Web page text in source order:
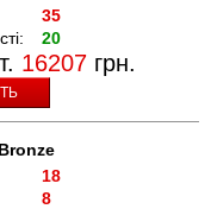
35
20
16207 грн.
18
8